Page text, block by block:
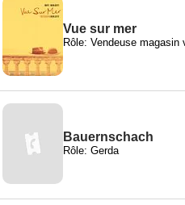
Vue sur mer
Rôle: Vendeuse magasin
Bauernschach
Rôle: Gerda